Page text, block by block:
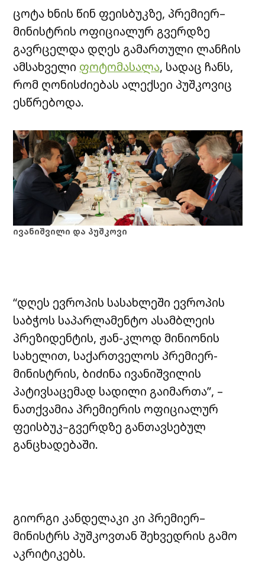
ცოტა ხნის წინ ფეისბუკზე, პრემიერ–
მინისტრის ოფიციალურ გვერდზე
გავრცელდა დღეს გამართული ლანჩის
ამსახველი ფოტომასალა, სადაც ჩანს,
რომ ღონისძიებას ალექსეი პუშკოვიც
ესწრებოდა.
ივანიშვილი და პუშკოვი
“დღეს ევროპის სასახლეში ევროპის
საბჭოს საპარლამენტო ასამბლეის
პრეზიდენტის, ჟან-კლოდ მინიონის
სახელით, საქართველოს პრემიერ-
მინისტრის, ბიძინა ივანიშვილის
პატივსაცემად სადილი გაიმართა”, –
ნათქვამია პრემიერის ოფიციალურ
ფეისბუკ–გვერდზე განთავსებულ
განცხადებაში.
გიორგი კანდელაკი კი პრემიერ–
მინისტრს პუშკოვთან შეხვედრის გამო
აკრიტიკებს.